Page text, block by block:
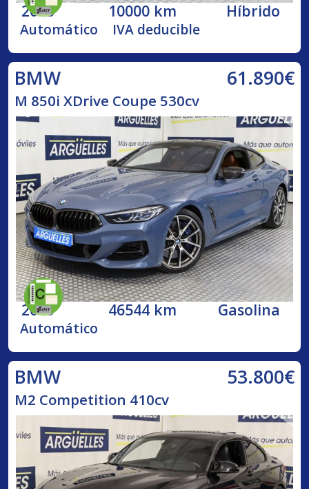
2023 10000 km Híbrido
Automático IVA deducible
BMW 61.890€
M 850i XDrive Coupe 530cv
2019 46544 km Gasolina
Automático
BMW 53.800€
M2 Competition 410cv